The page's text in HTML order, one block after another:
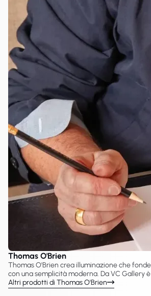
Thomas O'Brien
Thomas O'Brien crea illuminazione che
con una semplicità moderna. Da VC Gallery è possibile scoprire le
lampade Thomas O'Brien sviluppate con
cui lampadari, sospensioni, applique e lampade da
Altri prodotti di Thomas O'Brien